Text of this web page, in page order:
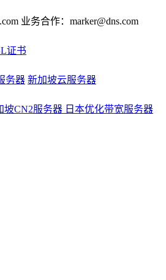
业务合作：marker@dns.com
证书
务器 新加坡云服务器
坡CN2服务器 日本优化带宽服务器